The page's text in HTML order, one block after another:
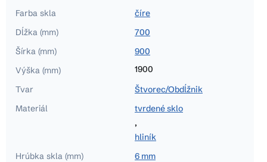
Farba skla
číre
Dĺžka (mm)
700
Šírka (mm)
900
Výška (mm)
1900
Tvar
Štvorec/Obdĺžnik
Materiál
tvrdené sklo
,
hliník
Hrúbka skla (mm)
6 mm